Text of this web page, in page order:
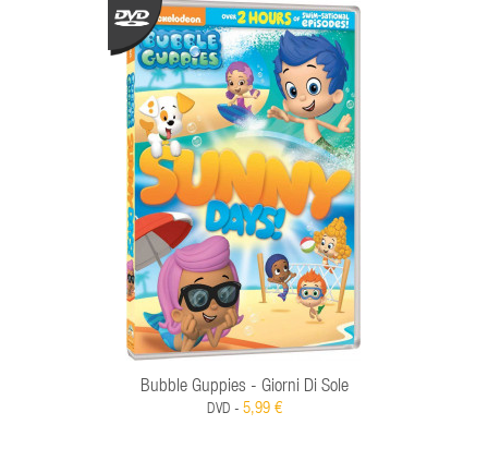
Bubble Guppies - Giorni Di Sole
DVD - 5,99 €